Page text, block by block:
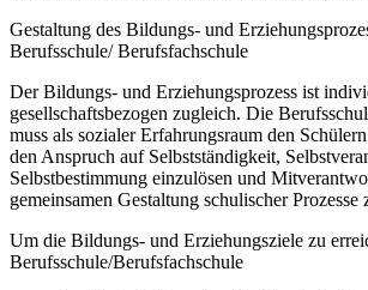
Gestaltung des Bildungs- und
Berufsschule/ Berufsfachschule
Der Bildungs- und Erziehungsprozess ist
gesellschaftsbezogen zugleich. Die
muss als sozialer Erfahrungsraum den
den Anspruch auf Selbstständigkeit,
Selbstbestimmung einzulösen und
gemeinsamen Gestaltung schulischer Prozesse
Um die Bildungs- und Erziehungsziele zu
Berufsschule/Berufsfachschule